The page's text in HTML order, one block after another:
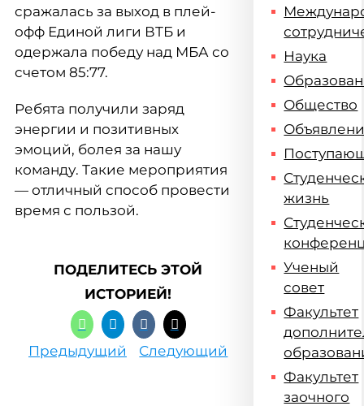
сражалась за выход в плей-
офф Единой лиги ВТБ и
одержала победу над МБА со
счетом 85:77.
Ребята получили заряд
энергии и позитивных
эмоций, болея за нашу
команду. Такие мероприятия
— отличный способ провести
время с пользой.
ПОДЕЛИТЕСЬ ЭТОЙ
ИСТОРИЕЙ!
Предыдущий Следующий
Наука
Общество
жизнь
Ученый
совет
Факультет
Факультет
заочного